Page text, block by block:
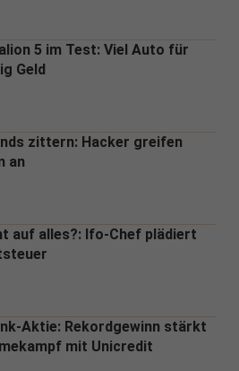
5 im Test: Viel Auto für
Geld
zittern: Hacker greifen
an
auf alles?: Ifo-Chef plädiert
Aktie: Rekordgewinn stärkt
mit Unicredit